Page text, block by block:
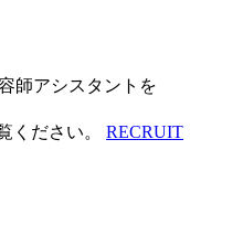
師アシスタントを
ください。 RECRUIT